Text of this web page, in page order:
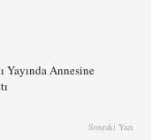
Yayında Annesine
Sonraki Yazı